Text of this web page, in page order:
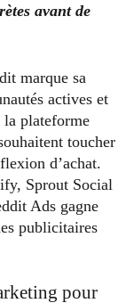
avant de
marque sa
actives et
la plateforme
toucher
d’achat.
Sprout Social
Ads gagne
publicitaires
pour